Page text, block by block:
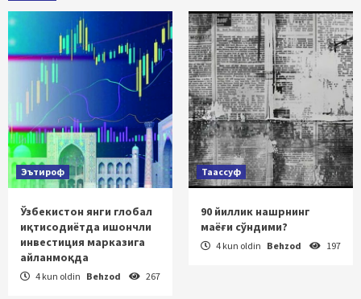
Эътироф
Ўзбекистон янги глобал
иқтисодиётда ишончли
инвестиция марказига
айланмоқда
4 kun oldin Behzod 267
Таассуф
90 йиллик нашрнинг
маёғи сўндими?
4 kun oldin Behzod 197